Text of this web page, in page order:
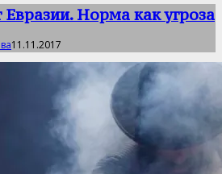
Евразии. Норма как угроза
11.11.2017